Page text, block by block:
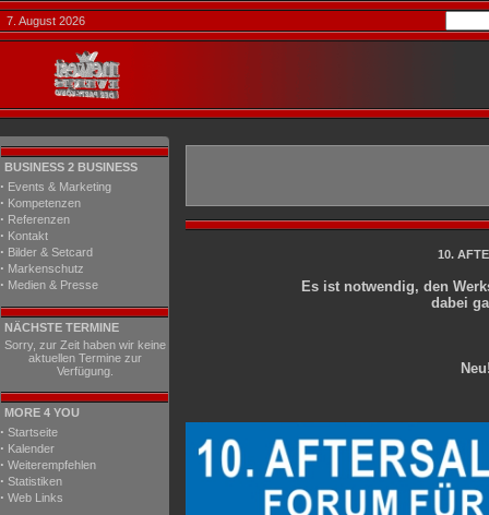
7. August 2026
BUSINESS 2 BUSINESS
· Events & Marketing
· Kompetenzen
· Referenzen
· Kontakt
· Bilder & Setcard
· Markenschutz
· Medien & Presse
NÄCHSTE TERMINE
Sorry, zur Zeit haben wir keine
aktuellen Termine zur
Verfügung.
MORE 4 YOU
· Startseite
· Kalender
· Weiterempfehlen
· Statistiken
· Web Links
10.
Es ist notwendig, den
dabei